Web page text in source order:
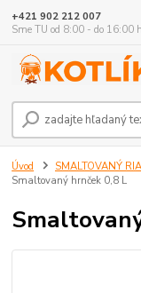
+421 902 212 007
Sme TU od 8:00 - do 16:00
Úvod SMALTOVANÝ
Smaltovaný hrnček 0,8 L